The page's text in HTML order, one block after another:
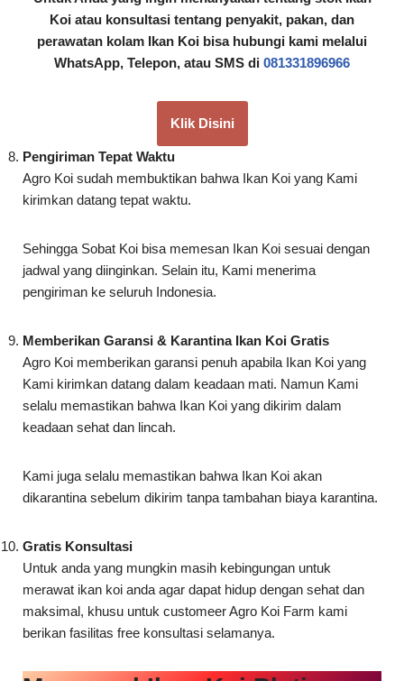
WhatsApp, Telepon, atau SMS di 081331896966
Klik Disini
Pengiriman Tepat Waktu
Agro Koi sudah membuktikan bahwa Ikan Koi yang Kami
kirimkan datang tepat waktu.
Sehingga Sobat Koi bisa memesan Ikan Koi sesuai dengan
pengiriman ke seluruh Indonesia.
Memberikan Garansi & Karantina Ikan Koi Gratis
Kami kirimkan datang dalam keadaan mati. Namun Kami
selalu memastikan bahwa Ikan Koi yang dikirim dalam
keadaan sehat dan lincah.
Kami juga selalu memastikan bahwa Ikan Koi akan
Gratis Konsultasi
merawat ikan koi anda agar dapat hidup dengan sehat dan
maksimal, khusu untuk customeer Agro Koi Farm kami
berikan fasilitas free konsultasi selamanya.
Mengenal Ikan Koi Platinum